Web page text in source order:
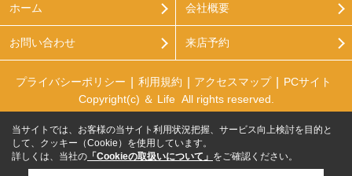
ホーム 会社概要
お問い合わせ 来店予約
プライバシーポリシー 利用規約 アクセスマップ
PCサイト
Copyright(c) ＆ Life All rights reserved.
当サイトでは、お客様の当サイト利用状況把握、サービス向上検討を目的と
して、クッキー（Cookie）を使用しています。
詳しくは、当社の 「Cookieの取扱いについて」 をご確認ください。